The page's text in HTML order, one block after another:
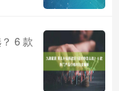
6 款